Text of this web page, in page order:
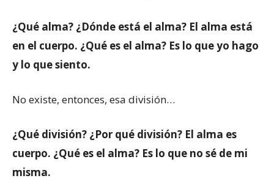
¿Qué alma? ¿Dónde está el alma? El alma está
en el cuerpo. ¿Qué es el alma? Es lo que yo hago
y lo que siento.
No existe, entonces, esa división…
¿Qué división? ¿Por qué división? El alma es
cuerpo. ¿Qué es el alma? Es lo que no sé de mi
misma.